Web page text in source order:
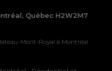
Québec H2W2M7
Mont-Royal à Montréal